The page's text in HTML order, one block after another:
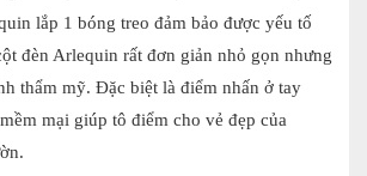
lắp 1 bóng treo đảm bảo được yếu tố
đèn Arlequin rất đơn giản nhỏ gọn nhưng
thẩm mỹ. Đặc biệt là điểm nhấn ở tay
mại giúp tô điểm cho vẻ đẹp của